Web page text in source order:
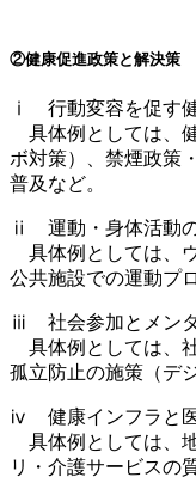
②健康促進政策と解決策
ⅰ 行動変容を促す
具体例としては、
ボ対策）、禁煙政策
普及など。
ⅱ 運動・身体活動
具体例としては、
公共施設での運動プ
ⅲ 社会参加とメン
具体例としては、
孤立防止の施策（デ
ⅳ 健康インフラと
具体例としては、
リ・介護サービスの